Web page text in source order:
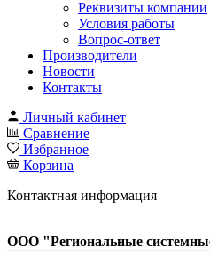
Реквизиты компании
Условия работы
Вопрос-ответ
Производители
Новости
Контакты
Личный кабинет
Сравнение
Избранное
Корзина
Контактная информация
ООО "Региональные